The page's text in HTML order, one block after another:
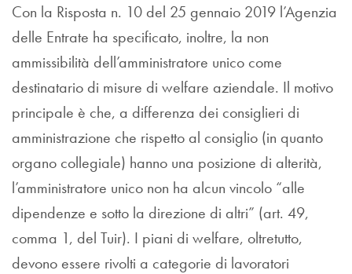
Con la Risposta n. 10 del 25 gennaio 2019 l’Agenzia
delle Entrate ha specificato, inoltre, la non
ammissibilità dell’amministratore unico come
destinatario di misure di welfare aziendale. Il motivo
principale è che, a differenza dei consiglieri di
amministrazione che rispetto al consiglio (in quanto
organo collegiale) hanno una posizione di alterità,
l’amministratore unico non ha alcun vincolo “alle
dipendenze e sotto la direzione di altri” (art. 49,
comma 1, del Tuir). I piani di welfare, oltretutto,
devono essere rivolti a categorie di lavoratori